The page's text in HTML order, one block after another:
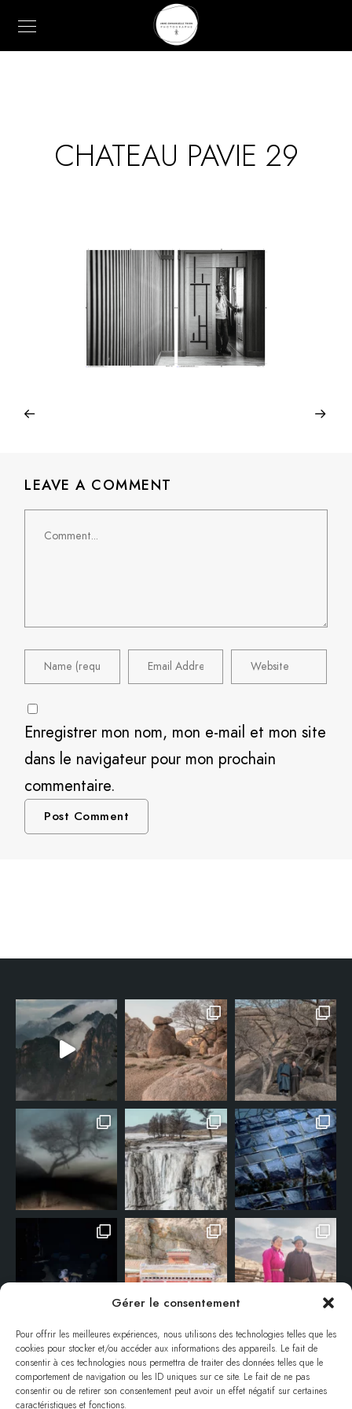
Gérer le consentement
Pour offrir les meilleures expériences, nous utilisons des technologies telles que les
cookies pour stocker et/ou accéder aux informations des appareils. Le fait de
consentir à ces technologies nous permettra de traiter des données telles que le
comportement de navigation ou les ID uniques sur ce site. Le fait de ne pas
consentir ou de retirer son consentement peut avoir un effet négatif sur certaines
caractéristiques et fonctions.
CHATEAU PAVIE 29
LEAVE A COMMENT
Enregistrer mon nom, mon e-mail et mon site
dans le navigateur pour mon prochain
commentaire.